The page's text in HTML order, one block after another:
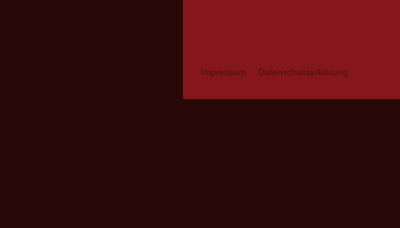
Impressum Datenschutzerklärung